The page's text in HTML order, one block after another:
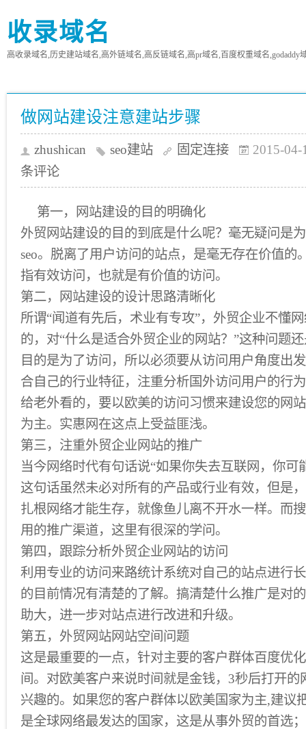
收录域名
高收录域名,历史建站域名,高外链域名,高反链域名,高pr域名,百度权重域名,godaddy
做网站建设注意建站步骤
zhushican seo建站 固定连接
2015-04-
条评论
第一，网站建设的目的明确化
外贸网站建设的目的到底是什么呢？毫无疑问是
seo。脱离了用户访问的站点，是毫无存在价值的
指有效访问，也就是有价值的访问。
第二，网站建设的设计思路清晰化
所谓“闻道有先后，术业有专攻”，外贸企业不懂
的，对“什么是适合外贸企业的网站？”这种问题
目的是为了访问，所以必须要从访问用户角度出
合自己的行业特征，注重分析国外访问用户的行
给老外看的，要以欧美的访问习惯来建设您的网
为主。实惠网在这点上受益匪浅。
第三，注重外贸企业网站的推广
当今网络时代有句话说“如果你失去互联网，你可
这句话虽然未必对所有的产品或行业有效，但是
扎根网络才能生存，就像鱼儿离不开水一样。而
用的推广渠道，这里有很深的学问。
第四，跟踪分析外贸企业网站的访问
利用专业的访问来路统计系统对自己的站点进行
的目前情况有清楚的了解。搞清楚什么推广是对
助大，进一步对站点进行改进和升级。
第五，外贸网站网站空间问题
这是最重要的一点，针对主要的客户群体百度优
间。对欧美客户来说时间就是金钱，3秒后打开的
兴趣的。如果您的客户群体以欧美国家为主,建议
是全球网络最发达的国家，这是从事外贸的首选